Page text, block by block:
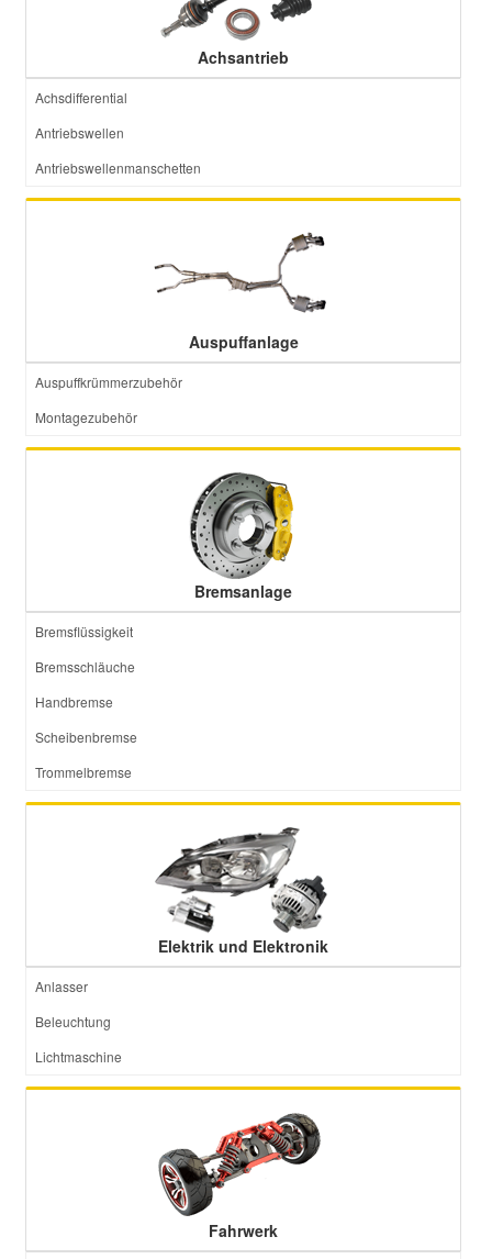
Achsantrieb
Achsdifferential
Antriebswellen
Antriebswellenmanschetten
Auspuffanlage
Auspuffkrümmerzubehör
Montagezubehör
Bremsanlage
Bremsflüssigkeit
Bremsschläuche
Handbremse
Scheibenbremse
Trommelbremse
Elektrik und Elektronik
Anlasser
Beleuchtung
Lichtmaschine
Fahrwerk
Mitsubishi Ersatzteile
Nissan Ersatzteile
Porsche Ersatzteile
Seat Ersatzteile
Skoda Ersatzteile
Suzuki Ersatzteile
Toyota Ersatzteile
Vauxhall Ersatzteile